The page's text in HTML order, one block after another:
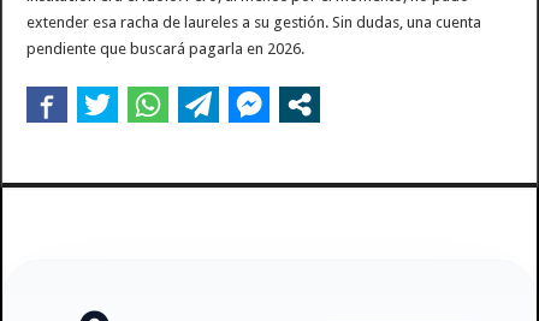
extender esa racha de laureles a su gestión. Sin dudas, una cuenta
pendiente que buscará pagarla en 2026.